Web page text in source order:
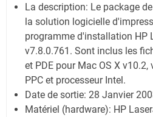
La description: Le package
la solution logicielle
programme d'installation HP
v7.8.0.761. Sont inclus les
et PDE pour Mac OS X v10.2,
PPC et processeur Intel.
Date de sortie: 28 Janvier
Matériel (hardware): HP